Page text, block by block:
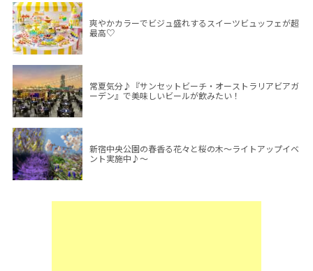
爽やかカラーでビジュ盛れするスイーツビュッフェが超
最高♡
常夏気分♪『サンセットビーチ・オーストラリアビアガ
ーデン』で美味しいビールが飲みたい！
新宿中央公園の春香る花々と桜の木～ライトアップイベ
ント実施中♪～